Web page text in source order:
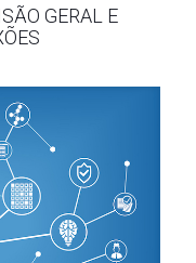
GERAL E